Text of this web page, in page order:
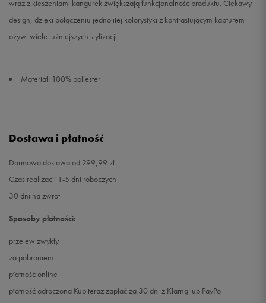
wraz z kieszeniami kangurek zwiększają funkcjonalność produktu. Ciekawy
design, dzięki połączeniu jednolitej kolorystyki z kontrastującym kapturem
ożywi wiele luźniejszych stylizacji.
Materiał: 100% poliester
Dostawa i płatność
Darmowa dostawa od 299,99 zł
Czas realizacji 1-5 dni roboczych
30 dni na zwrot
Sposoby płatności:
przelew zwykły
za pobraniem
płatność online
płatność odroczona Kup teraz zapłać za 30 dni z Klarną lub PayPo